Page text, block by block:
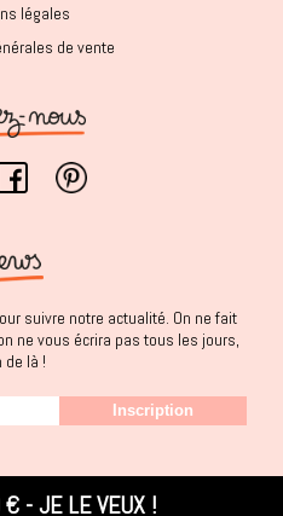
€ -JE LE VEUX !
légales
de vente
suivre notre actualité. On ne fait
ne vous écrira pas tous les jours,
de là !
Inscription